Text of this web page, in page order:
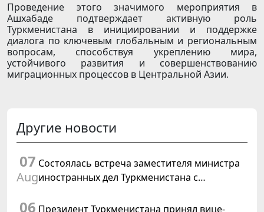
Проведение этого значимого мероприятия в
Ашхабаде подтверждает активную роль
Туркменистана в инициировании и поддержке
диалога по ключевым глобальным и региональным
вопросам, способствуя укреплению мира,
устойчивого развития и совершенствованию
миграционных процессов в Центральной Азии.
Другие новости
07
Aug
Состоялась встреча заместителя министра
иностранных дел Туркменистана с
Туркменистане
06 Президент Туркменистана принял вице-